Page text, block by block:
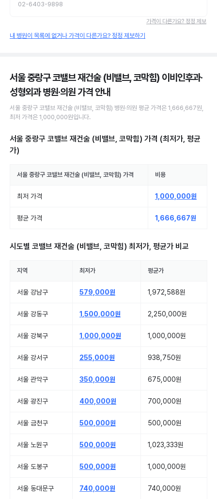
02-6403-9898
가격이 다른가요? 정정 제보
내 병원이 목록에 없거나 가격이 다른가요? 정정 제보하기
서울 중랑구 코밸브 재건술 (비밸브, 코막힘) 이비인후과·
성형외과 병원·의원가격 안내
서울 중랑구 코밸브 재건술 (비밸브, 코막힘) 병원·의원 평균 가격은 1,666,667원
최저 가격은 1,000,000원입니다.
서울 중랑구 코밸브 재건술 (비밸브, 코막힘) 가격 (최저가, 평균
가)
서울 중랑구 코밸브 재건술 (비밸브, 코막힘) 가격 비용
최저 가격 1,000,000원
평균 가격 1,666,667원
시도별 코밸브 재건술 (비밸브, 코막힘) 최저가, 평균가 비교
지역 최저가 평균가
서울 강남구 579,000원 1,972,588원
서울 강동구 1,500,000원 2,250,000원
서울 강북구 1,000,000원 1,000,000원
서울 강서구 255,000원 938,750원
서울 관악구 350,000원 675,000원
서울 광진구 400,000원 700,000원
서울 금천구 500,000원 500,000원
서울 노원구 500,000원 1,023,333원
서울 도봉구 500,000원 1,000,000원
서울 동대문구 740,000원 740,000원